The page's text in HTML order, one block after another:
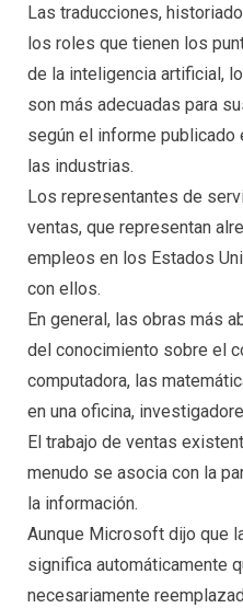
Las traducciones,
los roles que tienen los
de la inteligencia artificial,
son más adecuadas para
según el informe
las industrias.
Los representantes de
ventas, que representan
empleos en los Estados
con ellos.
En general, las obras más
del conocimiento sobre el
computadora, las
en una oficina,
El trabajo de ventas
menudo se asocia con la
la información.
Aunque Microsoft dijo que
significa automáticamente
necesariamente